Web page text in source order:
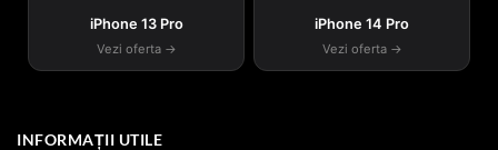
iPhone 13 Pro
Vezi oferta →
iPhone 14 Pro
Vezi oferta →
INFORMAȚII UTILE